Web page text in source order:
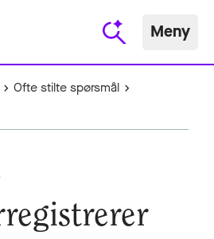
Meny
Ofte stilte spørsmål